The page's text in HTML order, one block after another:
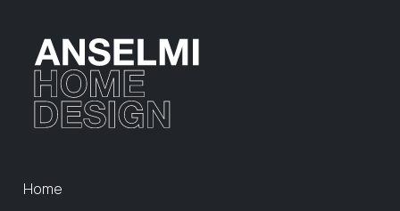
Home